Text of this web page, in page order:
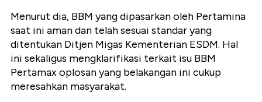
Menurut dia, BBM yang dipasarkan oleh Pertamina
saat ini aman dan telah sesuai standar yang
ditentukan Ditjen Migas Kementerian ESDM. Hal
ini sekaligus mengklarifikasi terkait isu BBM
Pertamax oplosan yang belakangan ini cukup
meresahkan masyarakat.